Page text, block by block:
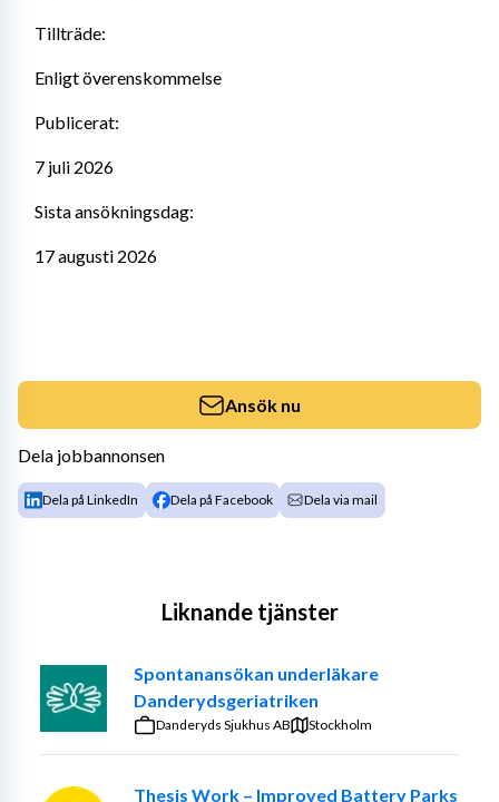
Tillträde:
Enligt överenskommelse
Publicerat:
7 juli 2026
Sista ansökningsdag:
17 augusti 2026
Ansök nu
Dela jobbannonsen
Dela på LinkedIn Dela på Facebook Dela via mail
Liknande tjänster
Spontanansökan underläkare
Danderydsgeriatriken
Danderyds Sjukhus AB Stockholm
Thesis Work – Improved Battery Parks